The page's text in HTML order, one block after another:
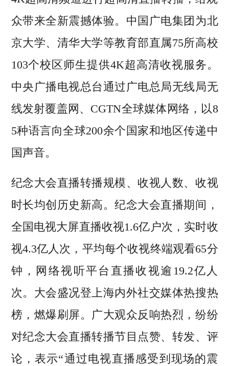
众带来全新震撼体验。中国广电集团为北
京大学、清华大学等教育部直属75所高校
103个校区师生提供4K超高清收视服务。
中央广播电视总台通过广电总局无线局无
线发射覆盖网、CGTN全球媒体网络，以8
5种语言向全球200余个国家和地区传递中
国声音。
纪念大会直播转播规模、收视人数、收视
时长均创历史新高。纪念大会直播期间，
全国电视大屏直播收视1.6亿户次，实时收
视4.3亿人次，平均每个收视终端观看65分
钟，网络视听平台直播收视逾19.2亿人
次。大会盛况登上海内外社交媒体热搜热
榜，燃爆刷屏。广大观众反响热烈，纷纷
对纪念大会直播转播节目点赞、转发、评
论，表示“通过电视直播感受到现场的震